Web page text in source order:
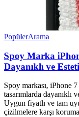
PopülerArama
Spoy Marka
Dayanıklı ve
Spoy markası, iPhone
tasarımlarda dayanıklı
Uygun fiyatlı ve tam
çizilmelere karşı